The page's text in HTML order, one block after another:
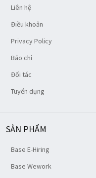
Liên hệ
Điều khoản
Privacy Policy
Báo chí
Đối tác
Tuyển dụng
SẢN PHẨM
Base E-Hiring
Base Wework